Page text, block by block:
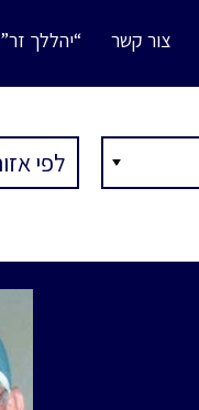
צור קשר “יהללך זר”